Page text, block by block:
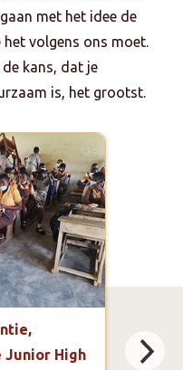
met het idee de
volgens ons moet.
kans, dat je
is, het grootst.
Junior High